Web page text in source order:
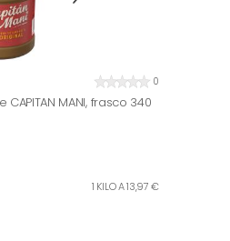
0
MANI, frasco 340
1 KILO A 13,97 €